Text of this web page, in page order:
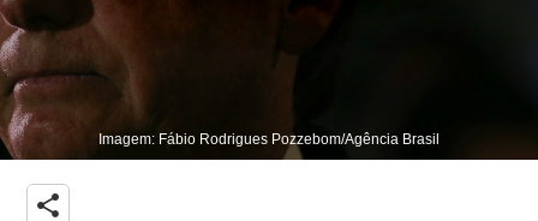
Imagem: Fábio Rodrigues Pozzebom/Agência Brasil
share